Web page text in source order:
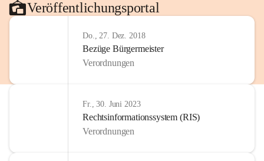
Veröffentlichungsportal
Do., 27. Dez. 2018
Bezüge Bürgermeister
Verordnungen
Fr., 30. Juni 2023
Rechtsinformationssystem (RIS)
Verordnungen